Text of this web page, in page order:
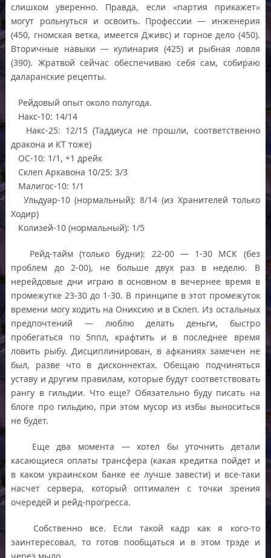
слишком уверенно. Правда, если «партия прикажет»
могут рольнуться и освоить. Профессии — инженерия
(450, гномская ветка, имеется Дживс) и горное дело (450).
Вторичные навыки — кулинария (425) и рыбная ловля
(390). Жратвой сейчас обеспечиваю себя сам, собираю
даларанские рецепты.
Рейдовый опыт около полугода.
Накс-10: 14/14
Накс-25: 12/15 (Таддиуса не прошли, соответственно
дракона и КТ тоже)
ОС-10: 1/1, +1 дрейк
Склеп Аркавона 10/25: 3/3
Малигос-10: 1/1
Ульдуар-10 (нормальный): 8/14 (из Хранителей только
Ходир)
Колизей-10 (нормальный): 1/5
Рейд-тайм (только будни): 22-00 — 1-30 МСК (без
проблем до 2-00), не больше двух раз в неделю. В
нерейдовые дни играю в основном в вечернее время в
промежутке 23-30 до 1-30. В принципе в этот промежуток
времени могу ходить на Ониксию и в Склеп. Из остальных
предпочтений — люблю делать деньги, быстро
пробегаться по 5ппл, крафтить и в последнее время
ловить рыбу. Дисциплинирован, в афканиях замечен не
был, разве что в дисконнектах. Обещаю подчиняться
уставу и другим правилам, которые будут соответствовать
рангу в гильдии. Что еще? Обязательно буду писать на
блоге про гильдию, при этом мусор из избы выноситься
не будет.
Еще два момента — хотел бы уточнить детали
касающиеся оплаты трансфера (какая кредитка пойдет и
в каком украинском банке ее лучше завести) и все-таки
насчет сервера, который оптимален с точки зрения
очередей и рейд-прогресса.
Собственно все. Если такой кадр как я кого-то
заинтересовал, то готов пообщаться и в этом трэде и
через мыло.